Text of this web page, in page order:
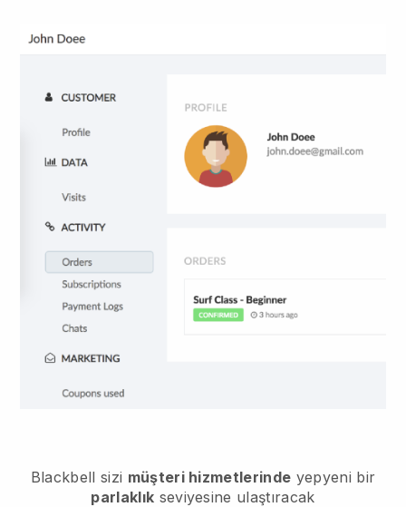
Blackbell sizi müşteri hizmetlerinde yepyeni bir
parlaklık seviyesine ulaştıracak